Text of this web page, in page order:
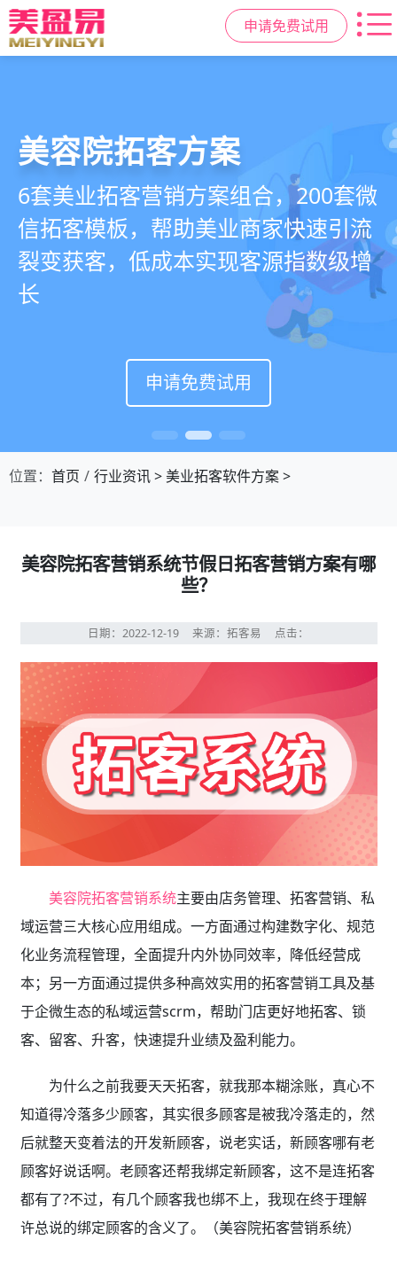
申请免费试用
美业拓客，就用 美盈易
美业全域引流获客+私域运营增长方
案，一站式解决美业门店拓、留、
锁、升难题
申请免费试用
美容院拓客方案
6套美业拓客营销方案组合，200套微
信拓客模板，帮助美业商家快速引流
裂变获客，低成本实现客源指数级增
长
申请免费试用
美业私域运营scrm
从拉新、转化、复购到裂变转介绍面
面俱到，赋能美容顾问销售，实现客
户、业绩
持续增长
申请免费试用
位置： 首页 行业资讯>美业拓客软件方案>
美容院拓客营销系统节假日拓客营销方案有哪
些？
日期：2022-12-19 来源：拓客易 点击：
美容院拓客营销系统主要由店务管理、拓客营销、私
域运营三大核心应用组成。一方面通过构建数字化、规范
化业务流程管理，全面提升内外协同效率，降低经营成
本；另一方面通过提供多种高效实用的拓客营销工具及基
于企微生态的私域运营scrm，帮助门店更好地拓客、锁
客、留客、升客，快速提升业绩及盈利能力。
为什么之前我要天天拓客，就我那本糊涂账，真心不
知道得冷落多少顾客，其实很多顾客是被我冷落走的，然
后就整天变着法的开发新顾客，说老实话，新顾客哪有老
顾客好说话啊。老顾客还帮我绑定新顾客，这不是连拓客
都有了?不过，有几个顾客我也绑不上，我现在终于理解
许总说的绑定顾客的含义了。（美容院拓客营销系统）